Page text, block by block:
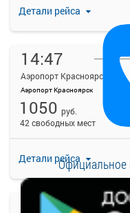
Детали рейса
14:47
Аэропорт Красноярск
Аэропорт Красноярск
Детали рейса
1050 руб.
42 свободных мест
15:20